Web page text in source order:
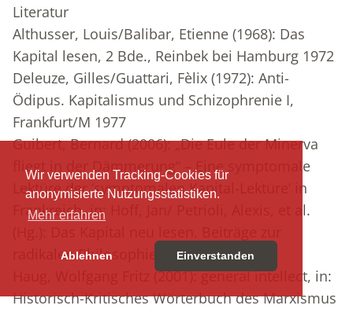
Wir verwenden Tracking-Cookies für
anonymisierte Nutzungsstatistiken.
Mehr erfahren
Ablehnen Einverstanden
Literatur
Althusser, Louis/Balibar, Etienne (1968): Das
Kapital lesen, 2 Bde., Reinbek bei Hamburg 1972
Deleuze, Gilles/Guattari, Fèlix (1972): Anti-
Ödipus. Kapitalismus und Schizophrenie I,
Frankfurt/M 1977
Guibert, Bernard (2006): „Die Eule der Minerva
fliegt in der Dämmerung“ – Eine symptomale
Lektüre der ‘symptomalen Kapital-Lektüre’ in
Frankreich, in: Hoff, Jan/ Petrioli, Alexis, et al.
radikalen Philosophie, Münster, 72-101.
Haug, Wolfgang Fritz (2001): general intellect, in:
Historisch-Kritisches Wörterbuch des Marxismus